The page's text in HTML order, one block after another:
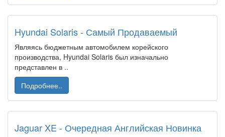
Hyundai Solaris - Самый Продаваемый
Являясь бюджетным автомобилем корейского
производства, Hyundai Solaris был изначально
представлен в ..
Подробнее..
Jaguar XE - Очередная Английская Новинка